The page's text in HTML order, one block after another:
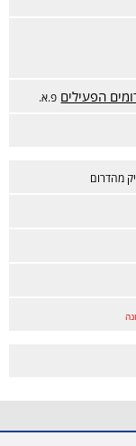
הפעילים פ.א.
מהדרום